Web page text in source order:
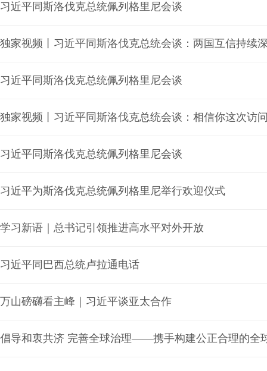
习近平同斯洛伐克总统佩列格里尼会谈
独家视频丨习近平同斯洛伐克总统会谈：两国互信持续
习近平同斯洛伐克总统佩列格里尼会谈
独家视频丨习近平同斯洛伐克总统会谈：相信你这次访
习近平同斯洛伐克总统佩列格里尼会谈
习近平为斯洛伐克总统佩列格里尼举行欢迎仪式
学习新语｜总书记引领推进高水平对外开放
习近平同巴西总统卢拉通电话
万山磅礴看主峰｜习近平谈亚太合作
倡导和衷共济 完善全球治理——携手构建公正合理的全